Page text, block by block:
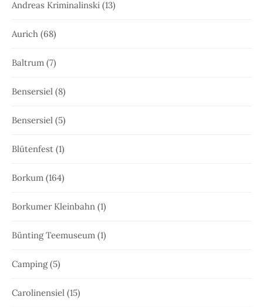
Andreas Kriminalinski (13)
Aurich (68)
Baltrum (7)
Bensersiel (8)
Bensersiel (5)
Blütenfest (1)
Borkum (164)
Borkumer Kleinbahn (1)
Bünting Teemuseum (1)
Camping(5)
Carolinensiel (15)